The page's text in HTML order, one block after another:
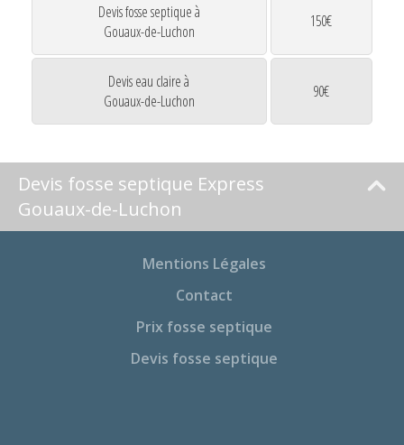
Devis fosse septique à
Gouaux-de-Luchon
150€
Devis eau claire à
Gouaux-de-Luchon
90€
Devis fosse septique Express
Gouaux-de-Luchon
Mentions Légales
Contact
Prix fosse septique
Devis fosse septique